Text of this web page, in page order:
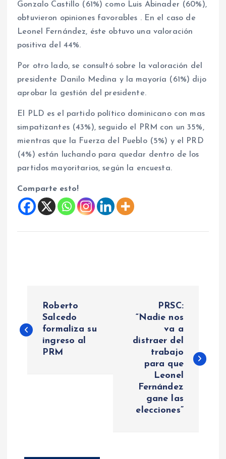
Gonzalo Castillo (61%) como Luis Abinader (60%),
obtuvieron opiniones favorables . En el caso de
Leonel Fernández, éste obtuvo una valoración
positiva del 44%.
Por otro lado, se consultó sobre la valoración del
presidente Danilo Medina y la mayoría (61%) dijo
aprobar la gestión del presidente.
El PLD es el partido político dominicano con mas
simpatizantes (43%), seguido el PRM con un 35%,
mientras que la Fuerza del Pueblo (5%) y el PRD
(4%) están luchando para quedar dentro de los
partidos mayoritarios, según la encuesta.
Comparte esto!
a
Roberto
Salcedo
formaliza su
ingreso al
PRM
PRSC:
“Nadie nos
va a
distraer del
trabajo
para que
Leonel
Fernández
gane las
elecciones”